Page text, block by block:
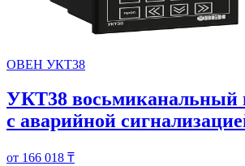
ОВЕН УКТ38
УКТ38 восьмиканальный
с аварийной
от 166 018 ₸